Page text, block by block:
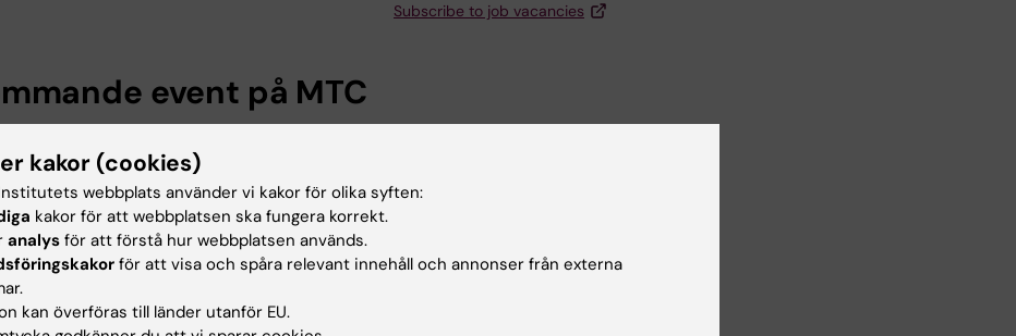
Subscribe to job vacancies
event på MTC
Irene
09-20269:00 am -
pm
to Irene
dissertation:
kakor (cookies)
webbplats använder vi kakor för olika syften:
kakor för att webbplatsen ska fungera korrekt.
analys för att förstå hur webbplatsen används.
för att visa och spåra relevant innehåll och annonser från externa
kan överföras till länder utanför EU.